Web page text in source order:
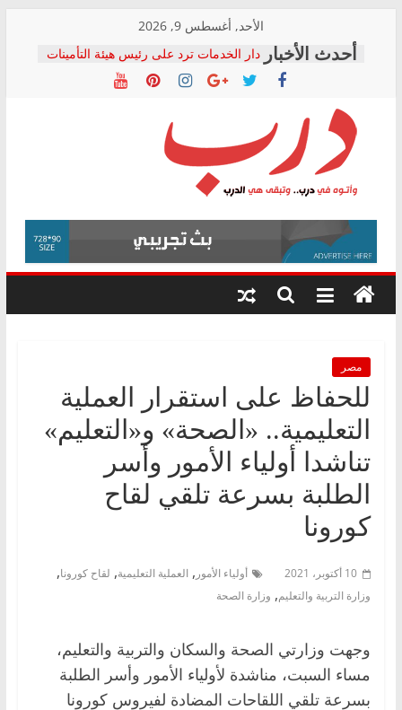
content
الأحد, أغسطس 9, 2026
دار الخدمات ترد على رئيس هيئة التأمينات
بعد مؤتمره الصحفي: إنكار الأزمة لا ينهي
معاناة أصحاب المعاشات.. ونطالب بكشف
فرحات سليمان يكتب: القطاع الصحي إلى
أين؟
حزب التحالف الشعبي يطلق لجنة “الحق
في الصحة” بالإسكندرية لرصد الانتهاكات
ودعم المرضى
الوزاري لمدينة الصحفيين.. وانتهاء أعمال
إنشاء المبنى الإداري
المجلس القومي لحقوق الإنسان يعلن
متابعة قضية الدكتور محمد زهران.. ويؤكد:
قرينة البراءة وضمانات المحاكمة العادلة
درب
وأتوه
درب..
وتبقى
هي
مصر
للحفاظ على استقرار العملية
التعليمية.. «الصحة» و«التعليم»
تناشدا أولياء الأمور وأسر
الطلبة بسرعة تلقي لقاح
كورونا
10 أكتوبر، 2021 أولياء الأمور , العملية التعليمية, لقاح كورونا,
وزارة التربية والتعليم, وزارة الصحة
وجهت وزارتي الصحة والسكان والتربية والتعليم،
مساء السبت، مناشدة لأولياء الأمور وأسر الطلبة
بسرعة تلقي اللقاحات المضادة لفيروس كورونا